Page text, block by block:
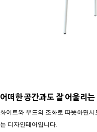
어떠한 공간과도 잘 어울리
화이트와 우드의 조화로 따뜻하면
는 디자인테어입니다.